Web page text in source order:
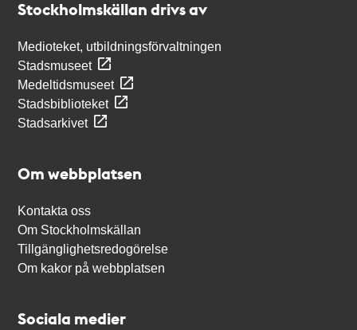
Stockholmskällan drivs av
Medioteket, utbildningsförvaltningen
Stadsmuseet
Medeltidsmuseet
Stadsbiblioteket
Stadsarkivet
Om webbplatsen
Kontakta oss
Om Stockholmskällan
Tillgänglighetsredogörelse
Om kakor på webbplatsen
Sociala medier